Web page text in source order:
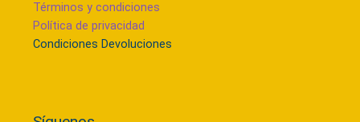
Términos y condiciones
Política de privacidad
Condiciones Devoluciones